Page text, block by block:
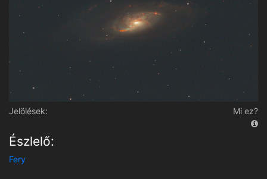
Jelölések: Mi ez?
Észlelő:
Fery